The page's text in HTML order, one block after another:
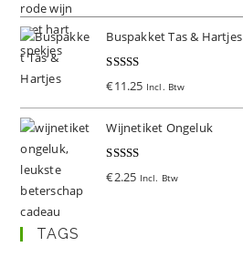
Buspakket Tas & Hartjes
Gewaardeer
€11.25 Incl. Btw
Wijnetiket Ongeluk
Gewaardeer
€2.25 Incl. Btw
TAGS